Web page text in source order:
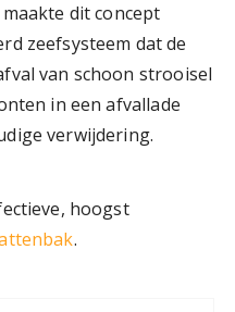
dit concept
zeefsysteem dat de
van schoon strooisel
in een afvallade
verwijdering.
hoogst
.